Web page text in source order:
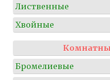
Лиственные
Хвойные
Бромелиевые